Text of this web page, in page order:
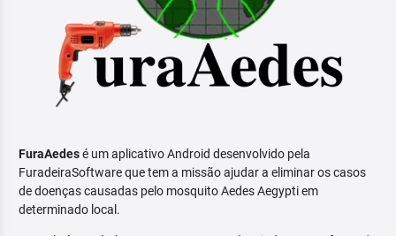
FuraAedesé um aplicativo Android desenvolvido pela
FuradeiraSoftware que tem a missão ajudar a eliminar os casos
de doenças causadas pelo mosquito Aedes Aegypti em
determinado local.